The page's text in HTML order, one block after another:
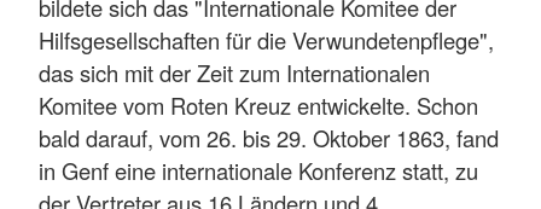
bildete sich das "Internationale Komitee der
Hilfsgesellschaften für die Verwundetenpflege",
das sich mit der Zeit zum Internationalen
Komitee vom Roten Kreuz entwickelte. Schon
bald darauf, vom 26. bis 29. Oktober 1863, fand
in Genf eine internationale Konferenz statt, zu